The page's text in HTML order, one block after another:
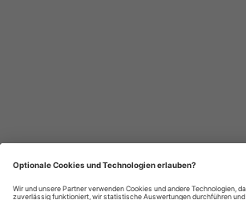
Datenschutzhinweise